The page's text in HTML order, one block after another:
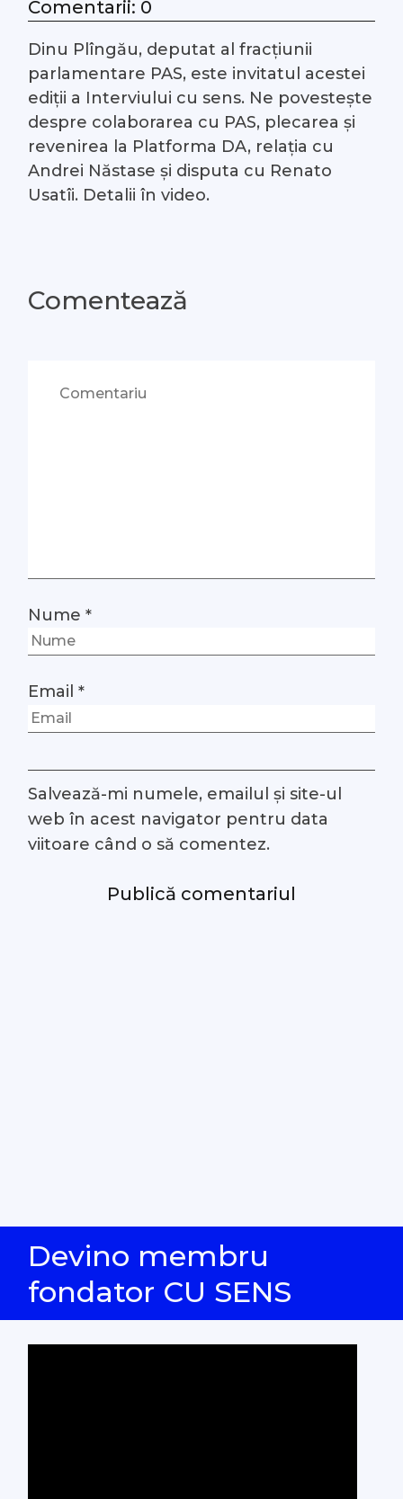
Contacte
Comentarii: 0
Dinu Plîngău, deputat al fracțiunii
parlamentare PAS, este invitatul acestei
ediții a Interviului cu sens. Ne povestește
despre colaborarea cu PAS, plecarea și
revenirea la Platforma DA, relația cu
Andrei Năstase și disputa cu Renato
Usatîi. Detalii în video.
Comentează
Nume*
Email*
Salvează-mi numele, emailul și site-ul
web în acest navigator pentru data
viitoare când o să comentez.
Devino membru
fondator CU SENS